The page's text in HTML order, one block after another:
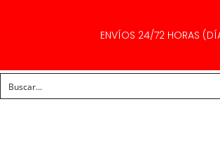
ENVÍOS 24/72 HORAS